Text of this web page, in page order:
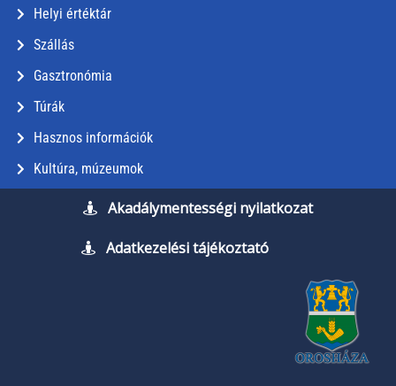
Helyi értéktár
Szállás
Gasztronómia
Túrák
Hasznos információk
Kultúra, múzeumok
Akadálymentességi nyilatkozat
Adatkezelési tájékoztató